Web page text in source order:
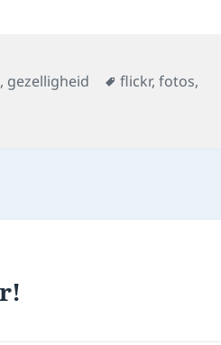
, gezelligheid Tags
flickr,fotos,